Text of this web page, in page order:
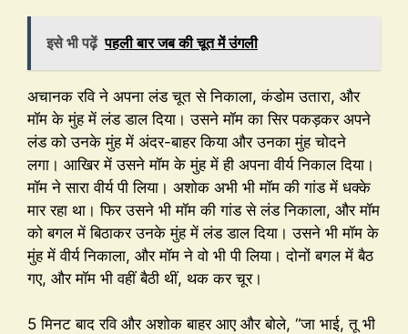
इसे भी पढ़ें पहली बार जब की चूत में उंगली
अचानक रवि ने अपना लंड चूत से निकाला, कंडोम उतारा, और
मॉम के मुंह में लंड डाल दिया। उसने मॉम का सिर पकड़कर अपने
लंड को उनके मुंह में अंदर-बाहर किया और उनका मुंह चोदने
लगा। आखिर में उसने मॉम के मुंह में ही अपना वीर्य निकाल दिया।
मॉम ने सारा वीर्य पी लिया। अशोक अभी भी मॉम की गांड में धक्के
मार रहा था। फिर उसने भी मॉम की गांड से लंड निकाला, और मॉम
को बगल में बिठाकर उनके मुंह में लंड डाल दिया। उसने भी मॉम के
मुंह में वीर्य निकाला, और मॉम ने वो भी पी लिया। दोनों बगल में बैठ
गए, और मॉम भी वहीं बैठी थीं, थक कर चूर।
5 मिनट बाद रवि और अशोक बाहर आए और बोले, “जा भाई, तू भी